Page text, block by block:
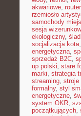
akwariowe,
rzemiosło
samochody
sesja
ekologiczny,
socjalizacja kota,
energetyczna,
sprzedaż B2C,
up polski, stare
marki, strategia
streaming, stroje
formalny, styl
energetyczne,
system OKR,
początkujących,